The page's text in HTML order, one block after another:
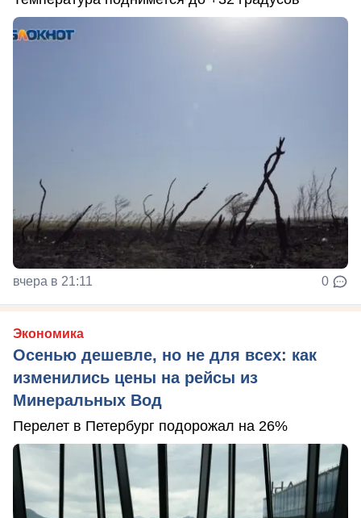
вчера в 21:11 0
Экономика
Осенью дешевле, но не для всех: как
изменились цены на рейсы из
Минеральных Вод
Перелет в Петербург подорожал на 26%